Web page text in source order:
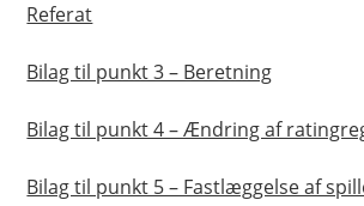
Referat
Bilag til punkt 3 – Beretning
Bilag til punkt 4 – Ændring af
Bilag til punkt 5 – Fastlæggelse af